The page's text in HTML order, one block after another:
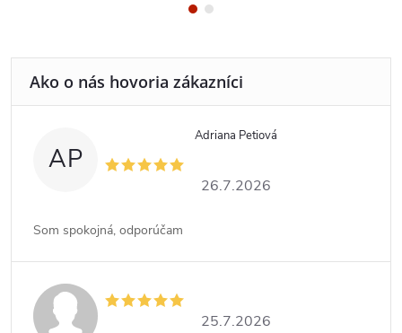
AP
Adriana Petiová
26.7.2026
Som spokojná, odporúčam
25.7.2026